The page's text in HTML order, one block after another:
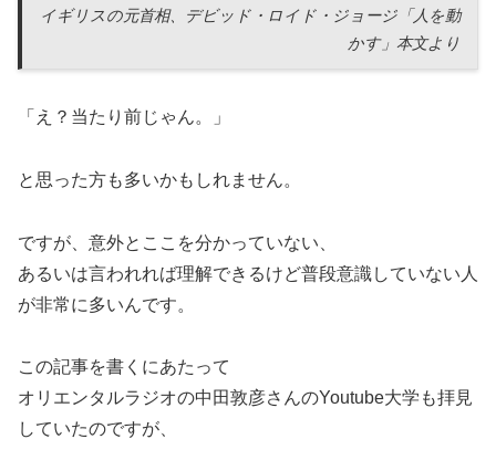
イギリスの元首相、デビッド・ロイド・ジョージ「人を動
かす」本文より
「え？当たり前じゃん。」
と思った方も多いかもしれません。
ですが、意外とここを分かっていない、
あるいは言われれば理解できるけど普段意識していない人
が非常に多いんです。
この記事を書くにあたって
オリエンタルラジオの中田敦彦さんのYoutube大学も拝見
していたのですが、